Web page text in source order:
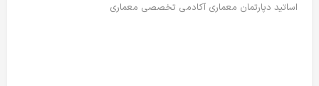
اساتید دپارتمان معماری آکادمی تخصصی معماری